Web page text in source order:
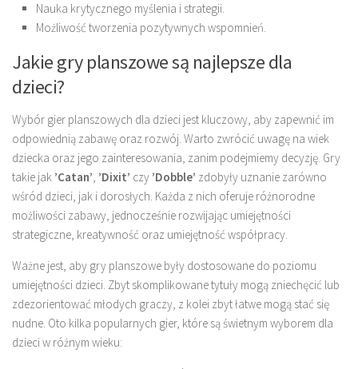
Nauka krytycznego myślenia i strategii.
Możliwość tworzenia pozytywnych wspomnień.
Jakie gry planszowe są najlepsze dla
dzieci?
Wybór gier planszowych dla dzieci jest kluczowy, aby zapewnić im
odpowiednią zabawę oraz rozwój. Warto zwrócić uwagę na wiek
dziecka oraz jego zainteresowania, zanim podejmiemy decyzję. Gry
takie jak ’Catan’, ’Dixit’ czy ’Dobble’ zdobyły uznanie zarówno
wśród dzieci, jak i dorosłych. Każda z nich oferuje różnorodne
możliwości zabawy, jednocześnie rozwijając umiejętności
strategiczne, kreatywność oraz umiejętność współpracy.
Ważne jest, aby gry planszowe były dostosowane do poziomu
umiejętności dzieci. Zbyt skomplikowane tytuły mogą zniechęcić lub
zdezorientować młodych graczy, z kolei zbyt łatwe mogą stać się
nudne. Oto kilka popularnych gier, które są świetnym wyborem dla
dzieci w różnym wieku: